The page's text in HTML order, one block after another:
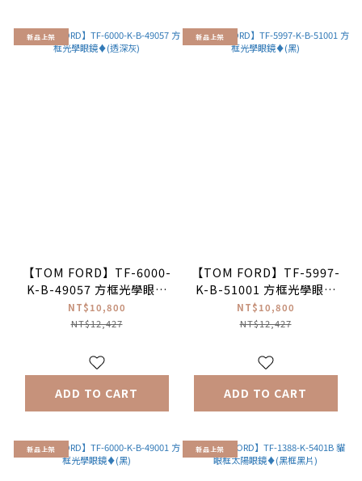
新品上架
【TOM FORD】TF-6000-
K-B-49057 方框光學眼鏡
♦(透深灰)
NT$10,800
NT$12,427
ADD TO CART
新品上架
【TOM FORD】TF-5997-
K-B-51001 方框光學眼鏡
♦(黑)
NT$10,800
NT$12,427
ADD TO CART
新品上架 新品上架